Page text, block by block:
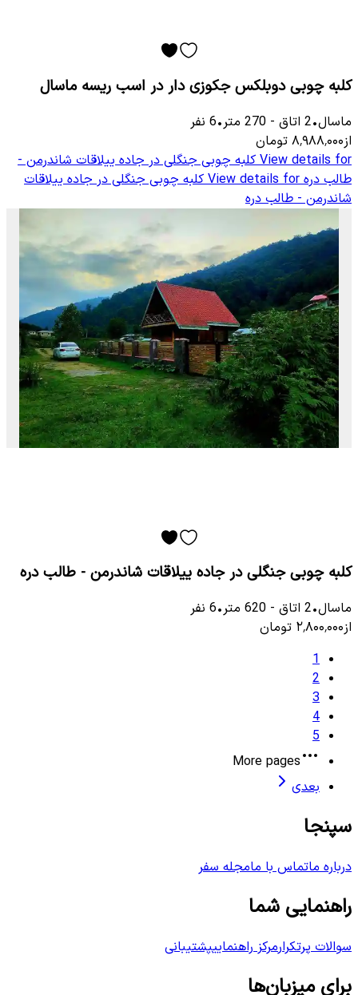
کلبه چوبی دوبلکس جکوزی دار در اسب ریسه ماسال
ماسال•
2 اتاق -
270 متر•
6 نفر
از۸٬۹۸۸٬۰۰۰ تومان
View details for کلبه چوبی جنگلی در جاده ییلاقات شاندرمن -
طالب درهView details for کلبه چوبی جنگلی در جاده ییلاقات
شاندرمن - طالب دره
کلبه چوبی جنگلی در جاده ییلاقات شاندرمن - طالب دره
ماسال•
2 اتاق -
620 متر•
6 نفر
از۲٬۸۰۰٬۰۰۰ تومان
1
2
3
4
5
More pages
بعدی
سپنجا
درباره ماتماس با مامجله سفر
راهنمایی شما
سوالات پرتکرارمرکز راهنماییپشتیبانی
برای میزبان‌ها